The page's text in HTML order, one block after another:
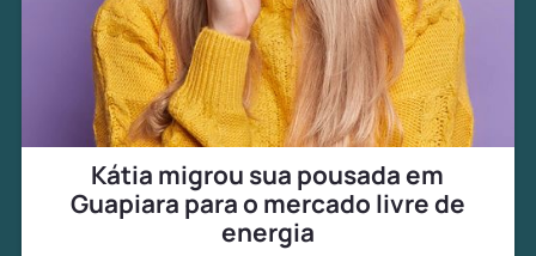
Kátia migrou sua pousada em
Guapiara para o mercado livre de
energia